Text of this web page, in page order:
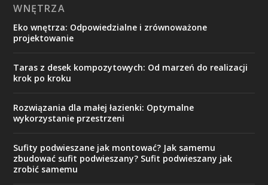
WNĘTRZA
Eko wnętrza: Odpowiedzialne i zrównoważone
projektowanie
Taras z desek kompozytowych: Od marzeń do realizacji
krok po kroku
Rozwiązania dla małej łazienki: Optymalne
wykorzystanie przestrzeni
Sufity podwieszane jak montować? Jak samemu
zbudować sufit podwieszany? Sufit podwieszany jak
zrobić samemu